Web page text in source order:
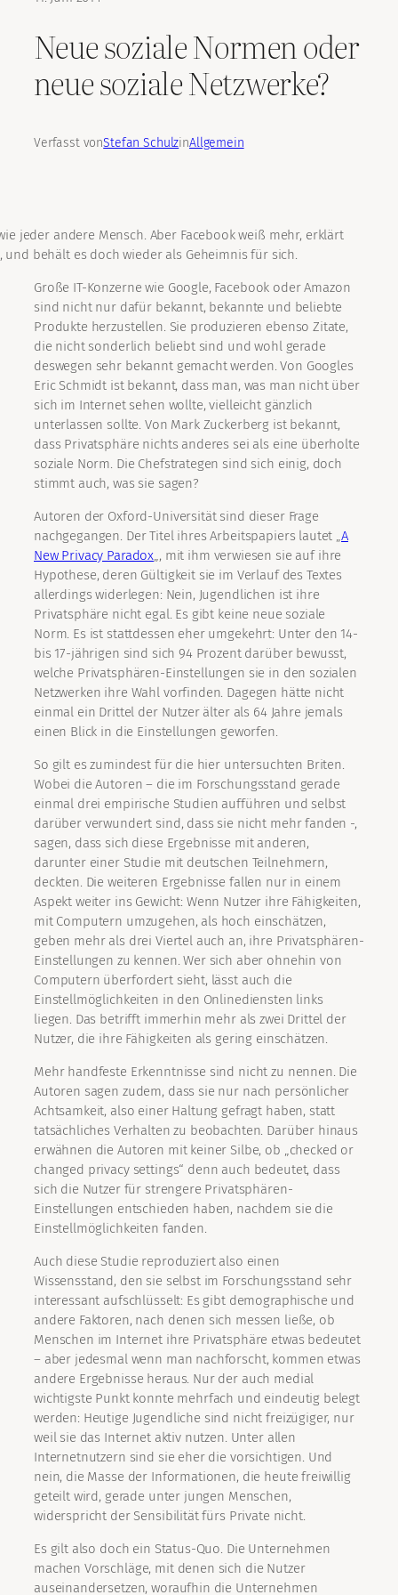
Neue soziale Normen oder
neue soziale Netzwerke?
Verfasst vonStefan SchulzinAllgemein
jeder andere Mensch. Aber Facebook weiß mehr, erklärt
behält es doch wieder als Geheimnis für sich.
Große IT-Konzerne wie Google, Facebook oder Amazon
sind nicht nur dafür bekannt, bekannte und beliebte
Produkte herzustellen. Sie produzieren ebenso Zitate,
die nicht sonderlich beliebt sind und wohl gerade
deswegen sehr bekannt gemacht werden. Von Googles
Eric Schmidt ist bekannt, dass man, was man nicht über
sich im Internet sehen wollte, vielleicht gänzlich
unterlassen sollte. Von Mark Zuckerberg ist bekannt,
dass Privatsphäre nichts anderes sei als eine überholte
soziale Norm. Die Chefstrategen sind sich einig, doch
stimmt auch, was sie sagen?
Autoren der Oxford-Universität sind dieser Frage
nachgegangen. Der Titel ihres Arbeitspapiers lautet „A
New Privacy Paradox„, mit ihm verwiesen sie auf ihre
Hypothese, deren Gültigkeit sie im Verlauf des Textes
allerdings widerlegen: Nein, Jugendlichen ist ihre
Privatsphäre nicht egal. Es gibt keine neue soziale
Norm. Es ist stattdessen eher umgekehrt: Unter den 14-
bis 17-jährigen sind sich 94 Prozent darüber bewusst,
welche Privatsphären-Einstellungen sie in den sozialen
Netzwerken ihre Wahl vorfinden. Dagegen hätte nicht
einmal ein Drittel der Nutzer älter als 64 Jahre jemals
einen Blick in die Einstellungen geworfen.
So gilt es zumindest für die hier untersuchten Briten.
Wobei die Autoren – die im Forschungsstand gerade
einmal drei empirische Studien aufführen und selbst
darüber verwundert sind, dass sie nicht mehr fanden -,
sagen, dass sich diese Ergebnisse mit anderen,
darunter einer Studie mit deutschen Teilnehmern,
deckten. Die weiteren Ergebnisse fallen nur in einem
Aspekt weiter ins Gewicht: Wenn Nutzer ihre Fähigkeiten,
mit Computern umzugehen, als hoch einschätzen,
geben mehr als drei Viertel auch an, ihre Privatsphären-
Einstellungen zu kennen. Wer sich aber ohnehin von
Computern überfordert sieht, lässt auch die
Einstellmöglichkeiten in den Onlinediensten links
liegen. Das betrifft immerhin mehr als zwei Drittel der
Nutzer, die ihre Fähigkeiten als gering einschätzen.
Mehr handfeste Erkenntnisse sind nicht zu nennen. Die
Autoren sagen zudem, dass sie nur nach persönlicher
Achtsamkeit, also einer Haltung gefragt haben, statt
tatsächliches Verhalten zu beobachten. Darüber hinaus
erwähnen die Autoren mit keiner Silbe, ob „checked or
changed privacy settings“ denn auch bedeutet, dass
sich die Nutzer für strengere Privatsphären-
Einstellungen entschieden haben, nachdem sie die
Einstellmöglichkeiten fanden.
Auch diese Studie reproduziert also einen
Wissensstand, den sie selbst im Forschungsstand sehr
interessant aufschlüsselt: Es gibt demographische und
andere Faktoren, nach denen sich messen ließe, ob
Menschen im Internet ihre Privatsphäre etwas bedeutet
– aber jedesmal wenn man nachforscht, kommen etwas
andere Ergebnisse heraus. Nur der auch medial
wichtigste Punkt konnte mehrfach und eindeutig belegt
werden: Heutige Jugendliche sind nicht freizügiger, nur
weil sie das Internet aktiv nutzen. Unter allen
Internetnutzern sind sie eher die vorsichtigen. Und
nein, die Masse der Informationen, die heute freiwillig
geteilt wird, gerade unter jungen Menschen,
widerspricht der Sensibilität fürs Private nicht.
Es gilt also doch ein Status-Quo. Die Unternehmen
machen Vorschläge, mit denen sich die Nutzer
auseinandersetzen, woraufhin die Unternehmen